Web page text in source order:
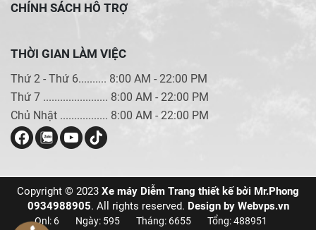
CHÍNH SÁCH HỖ TRỢ
THỜI GIAN LÀM VIỆC
Thứ 2 - Thứ 6.......... 8:00 AM - 22:00 PM
Thứ 7 ....................... 8:00 AM - 22:00 PM
Chủ Nhật ................. 8:00 AM - 22:00 PM
Copyright © 2023 Xe máy Diễm Trang thiết kế bởi Mr.Phong
0934988905. All rights reserved. Design by Webvps.vn
Onl: 6 Ngày: 595 Tháng: 6655 Tổng: 488951